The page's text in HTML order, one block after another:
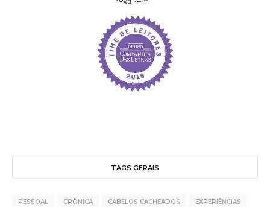
TAGS GERAIS
PESSOAL CRÔNICA CABELOS CACHEADOS EXPERIÊNCIAS